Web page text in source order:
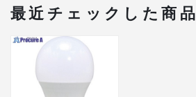
最近チェックした商品